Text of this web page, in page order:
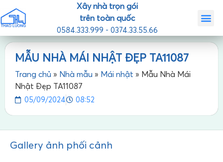
Xây nhà trọn gói
trên toàn quốc
0584.333.999 - 0374.33.55.66
MẪU NHÀ MÁI NHẬT ĐẸP TA11087
Trang chủ » Nhà mẫu » Mái nhật » Mẫu Nhà Mái
Nhật Đẹp TA11087
05/09/2024 08:52
Gallery ảnh phối cảnh